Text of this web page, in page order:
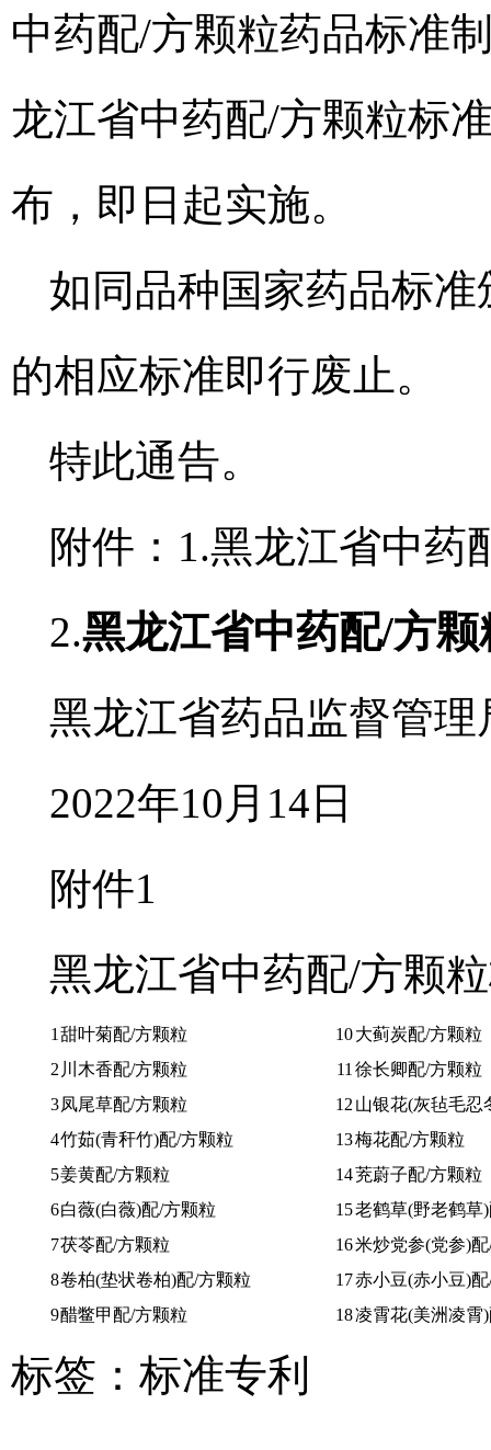
中药配/方颗粒药品标准
龙江省中药配/方颗粒标
布，即日起实施。
如同品种国家药品标
的相应标准即行废止。
特此通告。
附件：1.黑龙江省中药
2.黑龙江省中药配/方
黑龙江省药品监督管理
2022年10月14日
附件1
黑龙江省中药配/方颗
1 甜叶菊配/方颗粒 10大蓟炭配/方颗粒
2 川木香配/方颗粒 11 徐长卿配/方颗粒
3凤尾草配/方颗粒 12 山银花(灰毡毛忍
4竹茹(青秆竹)配/方颗粒 13梅花配/方颗粒
5姜黄配/方颗粒 14茺蔚子配/方颗粒
6白薇(白薇)配/方颗粒 15老鹤草(野老鹤草
7茯苓配/方颗粒 16米炒党参(党参)
8卷柏(垫状卷柏)配/方颗粒 17赤小豆(赤小豆)
9醋鳖甲配/方颗粒 18凌霄花(美洲凌霄
标签： 标准专利